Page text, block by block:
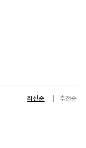
최신순 추천순